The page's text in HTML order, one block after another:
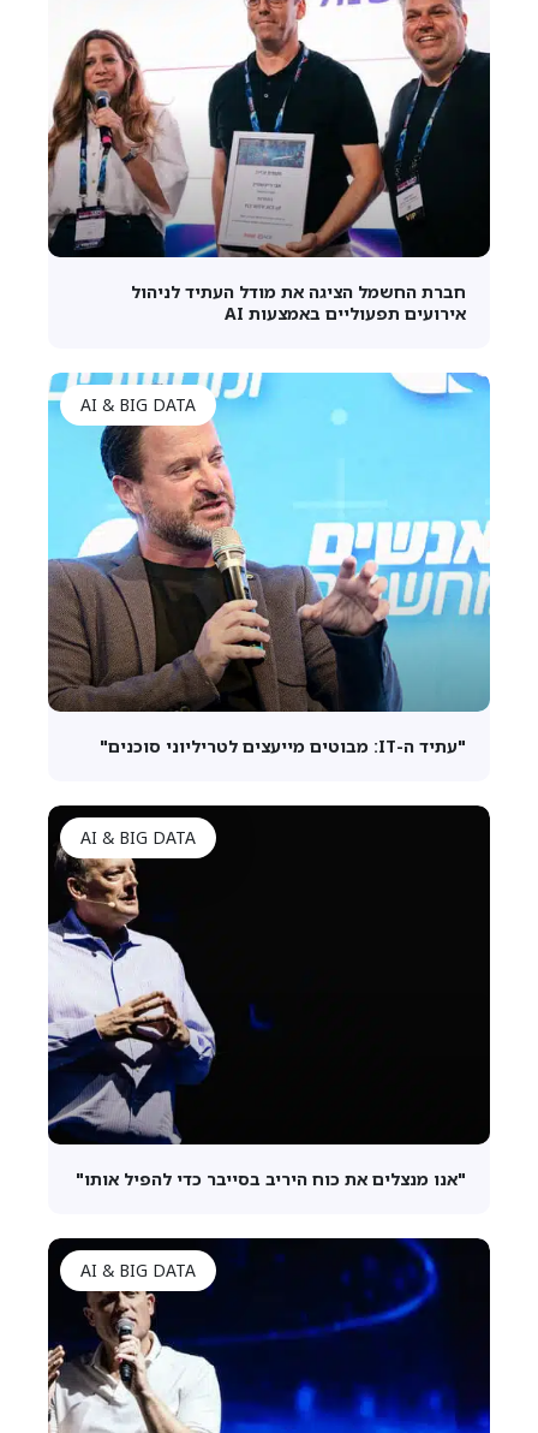
חברת החשמל הציגה את מודל העתיד לניהול
אירועים תפעוליים באמצעות AI
AI & BIG DATA
"עתיד ה-IT: מבוטים מייעצים לטריליוני סוכנים"
AI & BIG DATA
"אנו מנצלים את כוח היריב בסייבר כדי להפיל אותו"
AI & BIG DATA